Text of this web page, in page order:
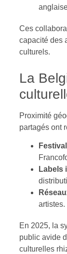
Ces
capacité des
culturels.
La
Proximité
partagés ont
Labels
artistes.
En 2025, la
public avide
culturelles